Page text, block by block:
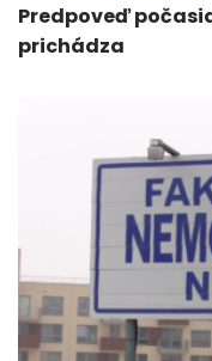
Predpoveď
prichádza